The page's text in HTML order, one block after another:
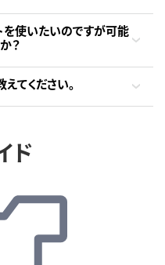
を使いたいのですが可能
？
てください。
ド